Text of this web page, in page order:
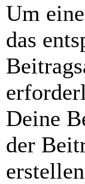
Um
das
Deine
der